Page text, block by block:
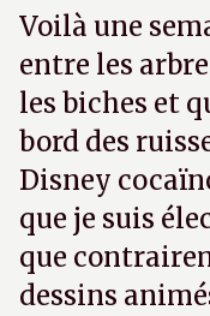
Voilà une
entre les
les biches et
bord des
Disney
que je suis
que
dessins